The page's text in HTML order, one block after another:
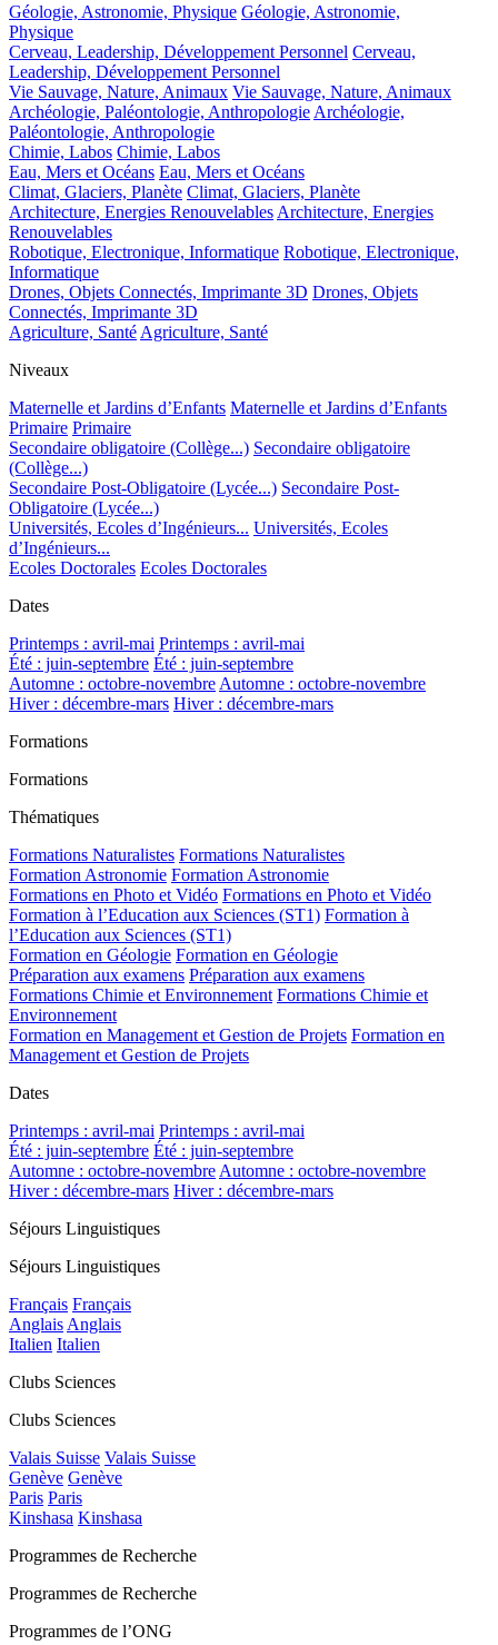
Géologie, Astronomie, Physique Géologie, Astronomie,
Physique
Cerveau, Leadership, Développement Personnel Cerveau,
Leadership, Développement Personnel
Vie Sauvage, Nature, Animaux Vie Sauvage, Nature, Animaux
Archéologie, Paléontologie, Anthropologie Archéologie,
Paléontologie, Anthropologie
Chimie, Labos Chimie, Labos
Eau, Mers et Océans Eau, Mers et Océans
Climat, Glaciers, Planète Climat, Glaciers, Planète
Architecture, Energies Renouvelables Architecture, Energies
Renouvelables
Robotique, Electronique, Informatique Robotique, Electronique,
Informatique
Drones, Objets Connectés, Imprimante 3D Drones, Objets
Connectés, Imprimante 3D
Agriculture, Santé Agriculture, Santé
Niveaux
Maternelle et Jardins d’Enfants Maternelle et Jardins d’Enfants
Primaire Primaire
Secondaire obligatoire (Collège...) Secondaire obligatoire
(Collège...)
Secondaire Post-Obligatoire (Lycée...) Secondaire Post-
Obligatoire (Lycée...)
Universités, Ecoles d’Ingénieurs... Universités, Ecoles
d’Ingénieurs...
Ecoles Doctorales Ecoles Doctorales
Dates
Printemps : avril-mai Printemps : avril-mai
Été : juin-septembre Été : juin-septembre
Automne : octobre-novembre Automne : octobre-novembre
Hiver : décembre-mars Hiver : décembre-mars
Formations
Formations
Thématiques
Formations Naturalistes Formations Naturalistes
Formation Astronomie Formation Astronomie
Formations en Photo et Vidéo Formations en Photo et Vidéo
Formation à l’Education aux Sciences (ST1) Formation à
l’Education aux Sciences (ST1)
Formation en Géologie Formation en Géologie
Préparation aux examens Préparation aux examens
Formations Chimie et Environnement Formations Chimie et
Environnement
Formation en Management et Gestion de Projets Formation en
Management et Gestion de Projets
Dates
Printemps : avril-mai Printemps : avril-mai
Été : juin-septembre Été : juin-septembre
Automne : octobre-novembre Automne : octobre-novembre
Hiver : décembre-mars Hiver : décembre-mars
Séjours Linguistiques
Séjours Linguistiques
Français Français
Anglais Anglais
Italien Italien
Clubs Sciences
Clubs Sciences
Valais Suisse Valais Suisse
Genève Genève
Paris Paris
Kinshasa Kinshasa
Programmes de Recherche
Programmes de Recherche
Programmes de l’ONG